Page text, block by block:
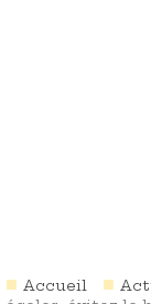
Accueil